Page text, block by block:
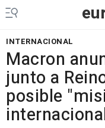
INTERNACIONAL
Macron
junto a
posible